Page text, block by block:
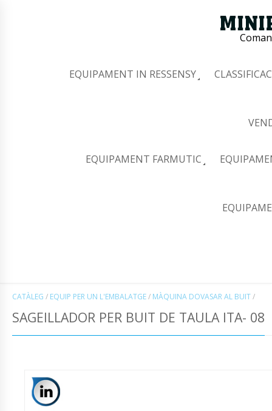
EQUIPAMENT IN RESSENSY
EQUIPAMENT FARMUTIC
CATÀLEG / EQUIP PER UN L'EMBALATGE/ MÀQUINA DOVASAR AL BUIT/
SAGEILLADOR PER BUIT DE TAULA ITA- 08